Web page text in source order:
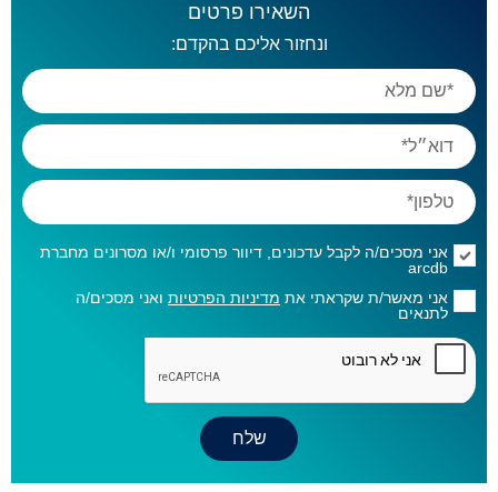
השאירו פרטים
ונחזור אליכם בהקדם:
אני מסכים/ה לקבל עדכונים, דיוור פרסומי ו/או מסרונים מחברת
arcdb
אני מאשר/ת שקראתי את מדיניות הפרטיות ואני מסכים/ה
לתנאים